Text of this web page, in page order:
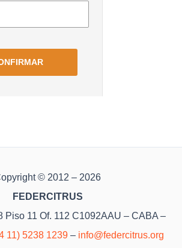
© 2012 – 2026
FEDERCITRUS
Piso 11 Of. 112 C1092AAU – CABA –
11) 5238 1239 – info@federcitrus.org